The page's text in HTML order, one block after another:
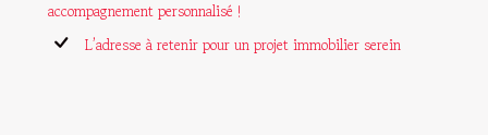
accompagnement personnalisé !
L’adresse à retenir pour un projet immobilier serein